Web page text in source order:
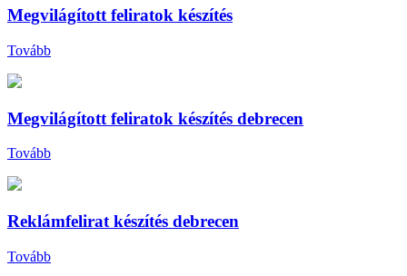
Megvilágított feliratok készítés
Tovább
Megvilágított feliratok készítés debrecen
Tovább
Reklámfelirat készítés debrecen
Tovább